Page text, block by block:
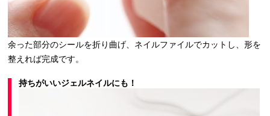
余った部分のシールを折り曲げ、ネイルファイルでカットし、形を
整えれば完成です。
持ちがいいジェルネイルにも！